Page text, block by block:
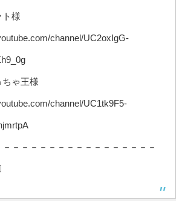
ト様
channel/UC2oxIgG-
ちゃ王様
channel/UC1tk9F5-
－－－－－－－－－－－－－－－－